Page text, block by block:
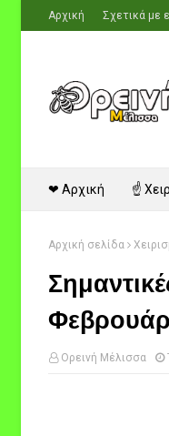
Αρχική Σχετικά με
❤ Αρχική ☝
Αρχική σελίδα
Ορεινή Μέλισσα